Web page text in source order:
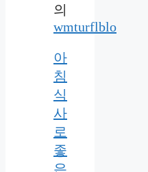
의
wmturflblo
아
침
식
사
로
좋
은